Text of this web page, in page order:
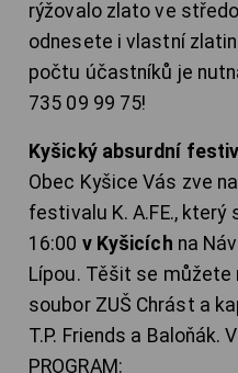
rýžovalo zlato ve
odnesete i vlastní
počtu účastníků je
735 09 99 75!
Kyšický absurdní
Obec Kyšice Vás zve
festivalu K. A.FE.,
16:00 v Kyšicích na
Lípou. Těšit se můžete
soubor ZUŠ Chrást a
T.P. Friends a Baloňák.
PROGRAM: